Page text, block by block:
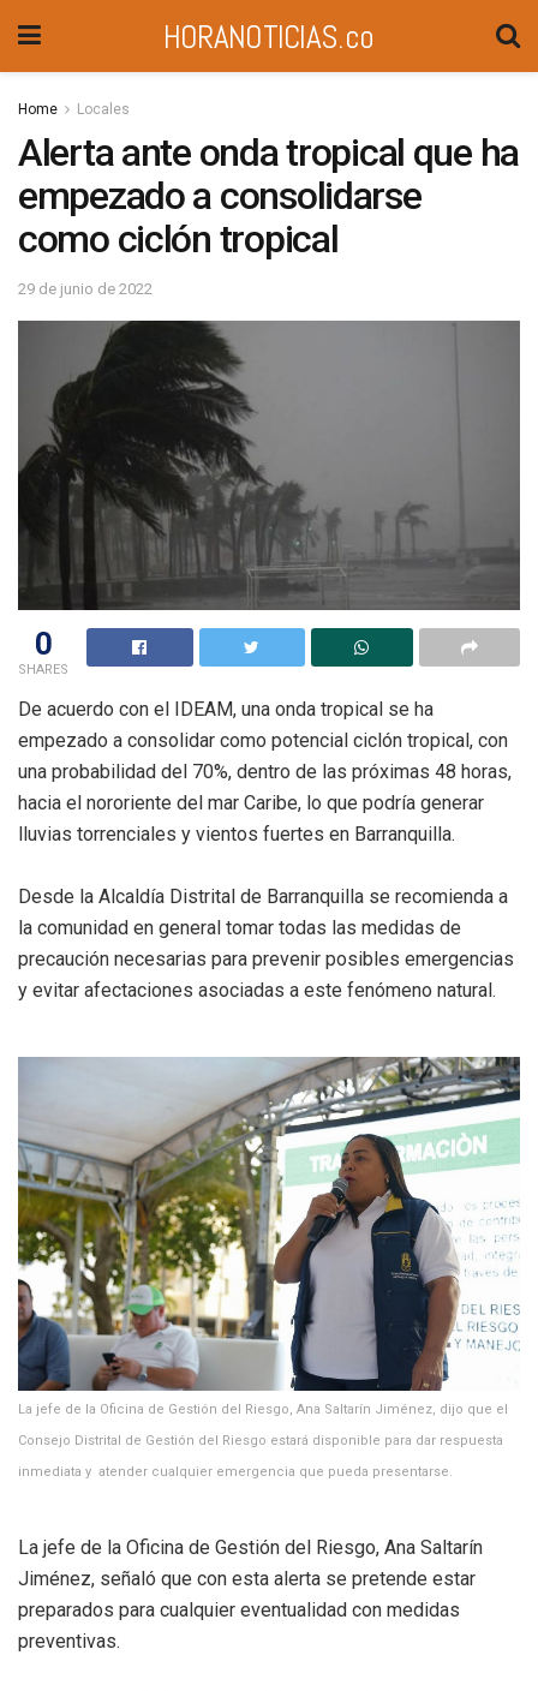
HORANOTICIAS.co
Home Locales
Alerta ante onda tropical que ha
empezado a consolidarse
como ciclón tropical
29 de junio de 2022
0
SHARES
De acuerdo con el IDEAM, una onda tropical se ha
empezado a consolidar como potencial ciclón tropical, con
una probabilidad del 70%, dentro de las próximas 48 horas,
hacia el nororiente del mar Caribe, lo que podría generar
lluvias torrenciales y vientos fuertes en Barranquilla.
Desde la Alcaldía Distrital de Barranquilla se recomienda a
la comunidad en general tomar todas las medidas de
precaución necesarias para prevenir posibles emergencias
y evitar afectaciones asociadas a este fenómeno natural.
La jefe de la Oficina de Gestión del Riesgo, Ana Saltarín Jiménez, dijo que el
Consejo Distrital de Gestión del Riesgo estará disponible para dar respuesta
inmediata y atender cualquier emergencia que pueda presentarse.
La jefe de la Oficina de Gestión del Riesgo, Ana Saltarín
Jiménez, señaló que con esta alerta se pretende estar
preparados para cualquier eventualidad con medidas
preventivas.